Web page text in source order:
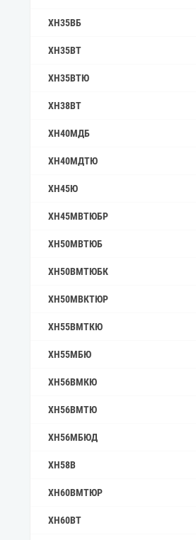
ХН35ВБ
ХН35ВТ
ХН35ВТЮ
ХН38ВТ
ХН40МДБ
ХН40МДТЮ
ХН45Ю
ХН45МВТЮБР
ХН50МВТЮБ
ХН50ВМТЮБК
ХН50МВКТЮР
ХН55ВМТКЮ
ХН55МБЮ
ХН56ВМКЮ
ХН56ВМТЮ
ХН56МБЮД
ХН58В
ХН60ВМТЮР
ХН60ВТ